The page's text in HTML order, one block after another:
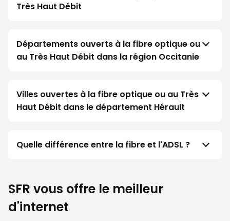
Très Haut Débit
Départements ouverts à la fibre optique ou
au Très Haut Débit dans la région Occitanie
Villes ouvertes à la fibre optique ou au Très
Haut Débit dans le département Hérault
Quelle différence entre la fibre et l'ADSL ?
SFR vous offre le meilleur
d'internet